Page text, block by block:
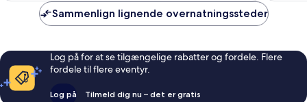
Sammenlign lignende overnatningssteder
Log på for at se tilgængelige rabatter og fordele. Flere
fordele til flere eventyr.
Log på Tilmeld dig nu – det er gratis